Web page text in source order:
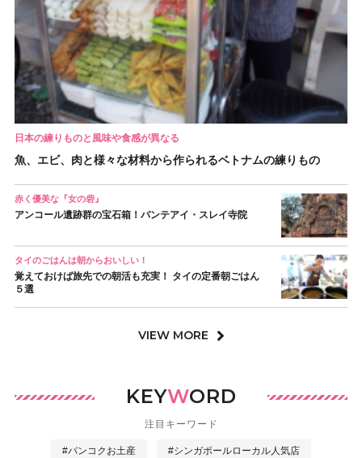
日本の練りものと風味や食感が異なる
魚、エビ、肉と様々な材料から作られるベトナムの練りもの
赤く優美な『女の砦』
アンコール遺跡群の宝石箱！バンテアイ・スレイ寺院
タイのごはんは朝からおいしい！
覚えておけば旅先での朝活も充実！ タイの定番朝ごはん
５選
VIEW MORE
KEYWORD
注目キーワード
#バンコクお土産 #シンガポールローカル人気店